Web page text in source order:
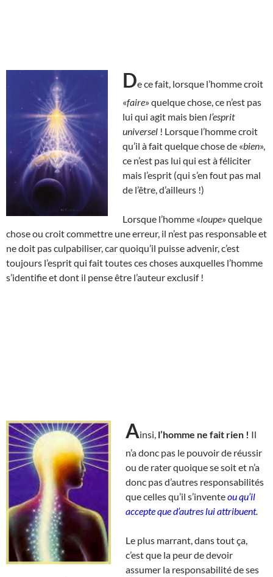
De ce fait, lorsque l’homme croit
«faire» quelque chose, ce n’est pas
lui qui agit mais bien l’esprit
universel ! Lorsque l’homme croit
qu’il à fait quelque chose de «bien»,
ce n’est pas lui qui est à féliciter
mais l’esprit (qui s’en fout pas mal
de l’être, d’ailleurs !)
Lorsque l’homme «loupe» quelque
chose ou croit commettre une erreur, il n’est pas responsable et
ne doit pas culpabiliser, car quoiqu’il puisse advenir, c’est
toujours l’esprit qui fait toutes ces choses auxquelles l’homme
s’identifie et dont il pense être l’auteur exclusif !
Ainsi, l’homme ne fait rien ! Il
n’a donc pas le pouvoir de réussir
ou de rater quoique se soit et n’a
donc pas d’autres responsabilités
que celles qu’il s’inventeou qu’il
accepte que d’autres lui attribuent.
Le plus marrant, dans tout ça,
c’est que la peur de devoir
assumer la responsabilité de ses